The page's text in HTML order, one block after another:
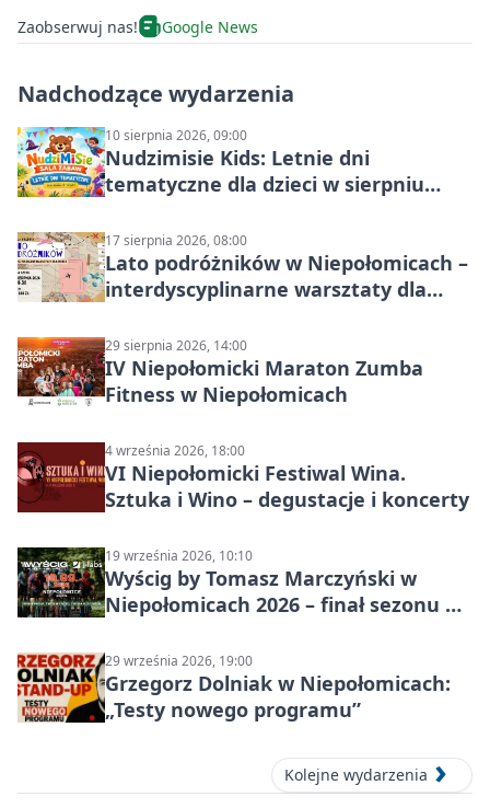
Zaobserwuj nas! Google News
Nadchodzące wydarzenia
10 sierpnia 2026, 09:00
Nudzimisie Kids: Letnie dni
tematyczne dla dzieci w sierpniu
17 sierpnia 2026, 08:00
Lato podróżników w Niepołomicach –
interdyscyplinarne warsztaty dla
29 sierpnia 2026, 14:00
IV Niepołomicki Maraton Zumba
Fitness w Niepołomicach
4 września 2026, 18:00
VI Niepołomicki Festiwal Wina.
Sztuka i Wino – degustacje i koncerty
19 września 2026, 10:10
Wyścig by Tomasz Marczyński w
Niepołomicach 2026 – finał sezonu na
29 września 2026, 19:00
Grzegorz Dolniak w Niepołomicach:
„Testy nowego programu”
Kolejne wydarzenia